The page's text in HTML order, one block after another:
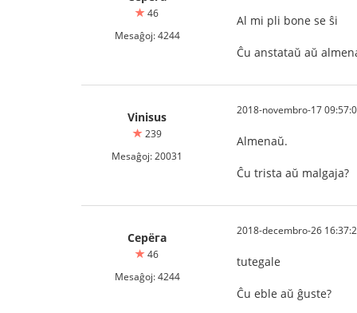
46
Mesaĝoj: 4244
Al mi pli bone se ŝi
Ĉu anstataŭ aŭ
Vinisus
239
Mesaĝoj: 20031
2018-novembro-17
Almenaŭ.
Ĉu trista aŭ malgaja?
Серёга
46
Mesaĝoj: 4244
2018-decembro-26
tutegale
Ĉu eble aŭ ĝuste?